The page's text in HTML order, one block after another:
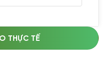
doanh nghiệp
THỰC TẾ